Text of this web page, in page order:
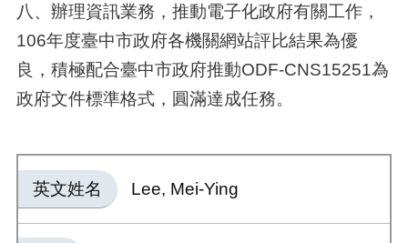
八、辦理資訊業務，推動電子化政府有關工作，
106年度臺中市政府各機關網站評比結果為優
良，積極配合臺中市政府推動ODF-CNS15251為
政府文件標準格式，圓滿達成任務。
英文姓名 Lee, Mei-Ying